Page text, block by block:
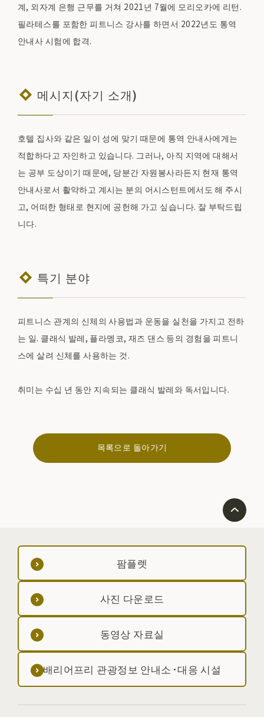
계, 외자계 은행 근무를 거쳐 2021년 7월에 모리오카에 리턴.
필라테스를 포함한 피트니스 강사를 하면서 2022년도 통역
안내사 시험에 합격.
메시지(자기 소개)
호텔 집사와 같은 일이 성에 맞기 때문에 통역 안내사에게는
적합하다고 자인하고 있습니다. 그러나, 아직 지역에 대해서
는 공부 도상이기 때문에, 당분간 자원봉사라든지 현재 통역
안내사로서 활약하고 계시는 분의 어시스턴트에서도 해 주시
고, 어떠한 형태로 현지에 공헌해 가고 싶습니다. 잘 부탁드립
니다.
특기 분야
피트니스 관계의 신체의 사용법과 운동을 실천을 가지고 전하
는 일. 클래식 발레, 플라멩코, 재즈 댄스 등의 경험을 피트니
스에 살려 신체를 사용하는 것.
취미는 수십 년 동안 지속되는 클래식 발레와 독서입니다.
목록으로 돌아가기
팜플렛
사진 다운로드
동영상 자료실
배리어프리 관광정보 안내소·대응 시설